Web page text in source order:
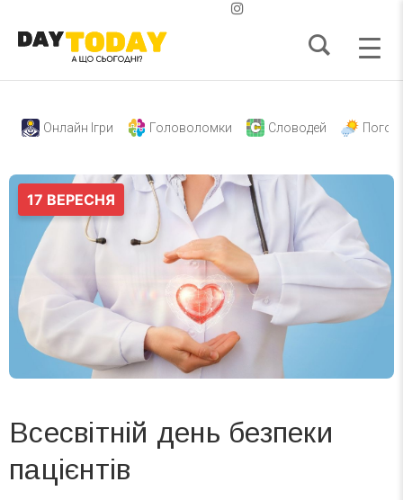
Онлайн Ігри Головоломки Словодей
Всесвітній день безпеки
пацієнтів